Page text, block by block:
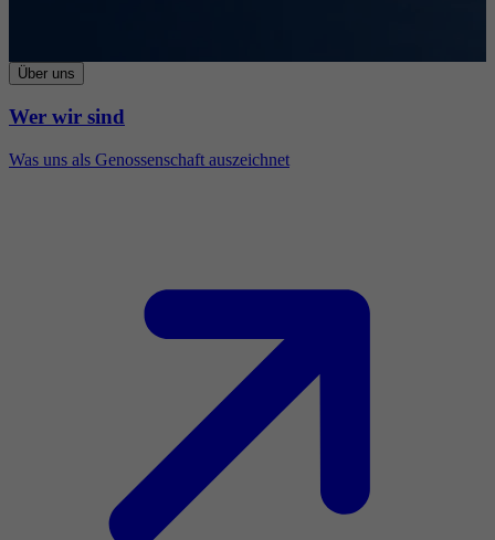
Über uns
Wer wir sind
Was uns als Genossenschaft auszeichnet